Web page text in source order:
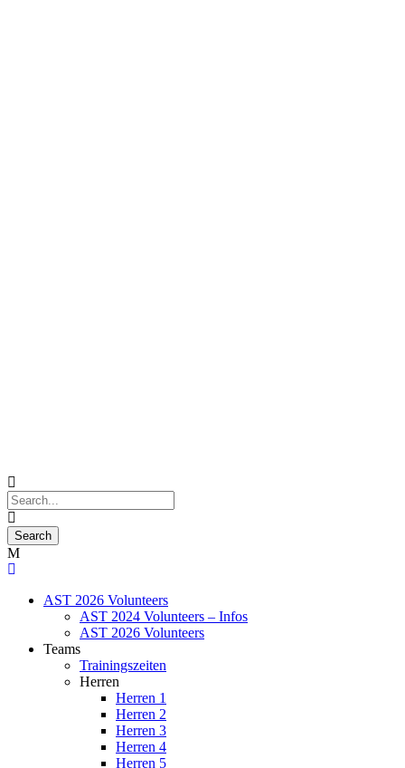
AST 2026 Volunteers
AST 2024 Volunteers – Infos
AST 2026 Volunteers
Teams
Trainingszeiten
Herren
Herren 1
Herren 2
Herren 3
Herren 4
Herren 5